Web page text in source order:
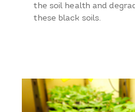
the soil health and
these black soils.